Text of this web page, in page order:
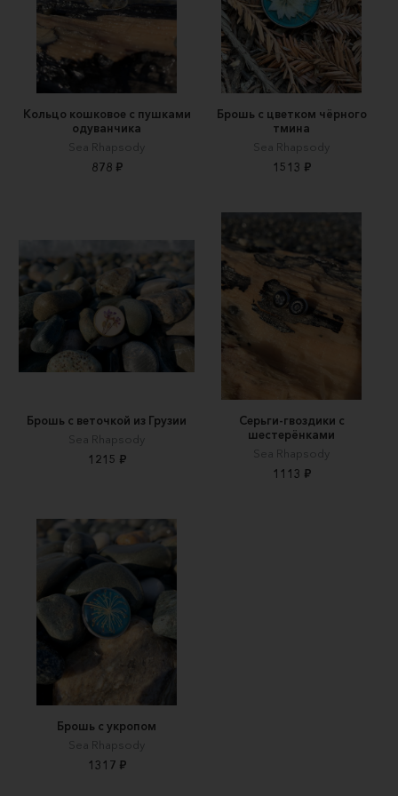
Кольцо кошковое с пушками
одуванчика
Sea Rhapsody
878 ₽
Брошь с цветком чёрного
тмина
Sea Rhapsody
1513 ₽
Брошь с веточкой из Грузии
Sea Rhapsody
1215 ₽
Серьги-гвоздики с
шестерёнками
Sea Rhapsody
1113 ₽
Брошь с укропом
Sea Rhapsody
1317 ₽